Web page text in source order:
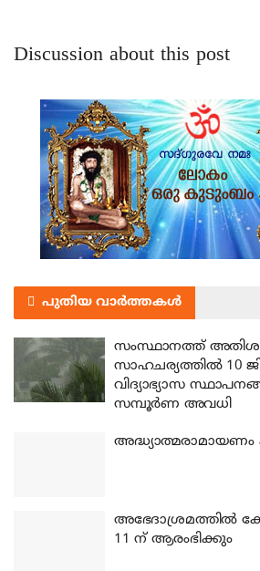
Discussion about this post
പുതിയ വാർത്തകൾ
സംസ്ഥാനത്ത്
സാഹചര്യത്തിൽ 10
വിദ്യാഭ്യാസ
സമ്പൂർണ അവധി
അദ്ധ്യാത്മരാമായണം
അഭേദാശ്രമത്തില്‍
11 ന് ആരംഭിക്കും